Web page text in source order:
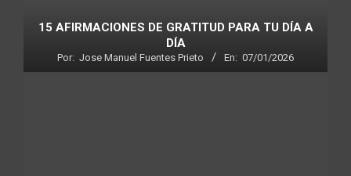
15 AFIRMACIONES DE GRATITUD PARA TU DÍA A
DÍA
Por: Jose Manuel Fuentes Prieto En: 07/01/2026